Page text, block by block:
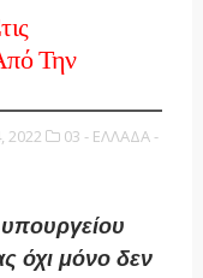
Την
2022
03 - ΕΛΛΑΔΑ -
όχι μόνο δεν